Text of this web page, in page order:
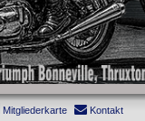
Mitgliederkarte Kontakt